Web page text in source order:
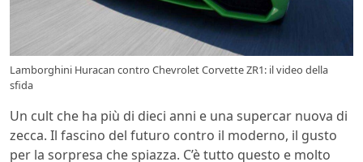
Lamborghini Huracan contro Chevrolet Corvette ZR1: il video della
sfida
Un cult che ha più di dieci anni e una supercar nuova di
zecca. Il fascino del futuro contro il moderno, il gusto
per la sorpresa che spiazza. C’è tutto questo e molto